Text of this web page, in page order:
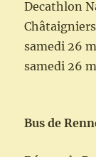
Decathlon
samedi 26
samedi 26
Bus de